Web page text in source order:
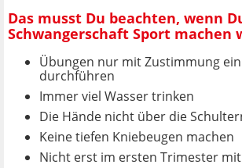
Das musst Du beachten, wenn
Schwangerschaft Sport machen
Übungen nur mit Zustimmung
durchführen
Immer viel Wasser trinken
Die Hände nicht über die
Keine tiefen Kniebeugen machen
Nicht erst im ersten Trimester